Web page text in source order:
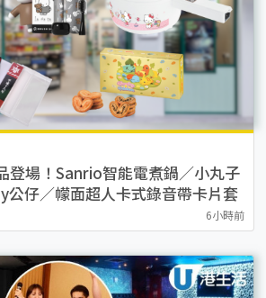
登場！Sanrio智能電煮鍋／小丸子
仔／幪面超人卡式錄音帶卡片套
開售詳情
6小時前